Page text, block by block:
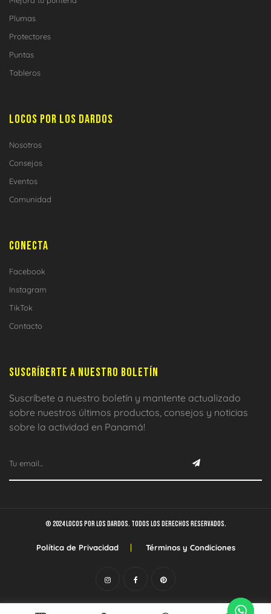
Plumas
Protectores
Puntas
Tableros
LOCOS POR LOS DARDOS
Nosotros
Consejos
Eventos
Comunidad
CONECTA
Facebook
Instagram
TikTok
Contacto
SUSCRÍBERTE A NUESTRO BOLETÍN
Suscríbete a nuestro boletín y mantente actualizado
sobre nuestros últimos productos, consejos y noticias
sobre la actividad en Panamá!
© 2024 Locos por los dardos. Todos los derechos reservados.
Política de Privacidad Términos y Condiciones